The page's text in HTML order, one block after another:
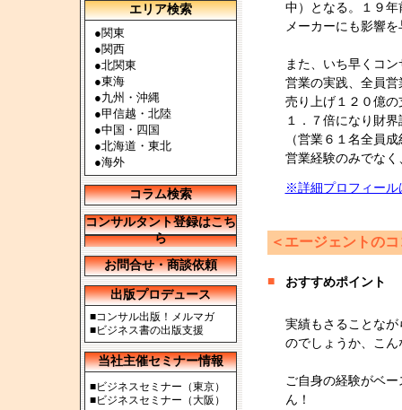
エリア検索
●関東
●関西
●北関東
●東海
●九州・沖縄
●甲信越・北陸
●中国・四国
●北海道・東北
●海外
コラム検索
コンサルタント登録はこち
ら
お問合せ・商談依頼
出版プロデュース
■コンサル出版！メルマガ
■ビジネス書の出版支援
当社主催セミナー情報
■ビジネスセミナー（東京）
■ビジネスセミナー（大阪）
中）となる。１９
メーカーにも影響を
また、いち早くコ
営業の実践、全員
売り上げ１２０億
１．７倍になり財
（営業６１名全員
営業経験のみでな
※詳細プロフィール
＜エージェントの
■ おすすめポイント
実績もさることな
のでしょうか、こ
ご自身の経験がベ
ん！